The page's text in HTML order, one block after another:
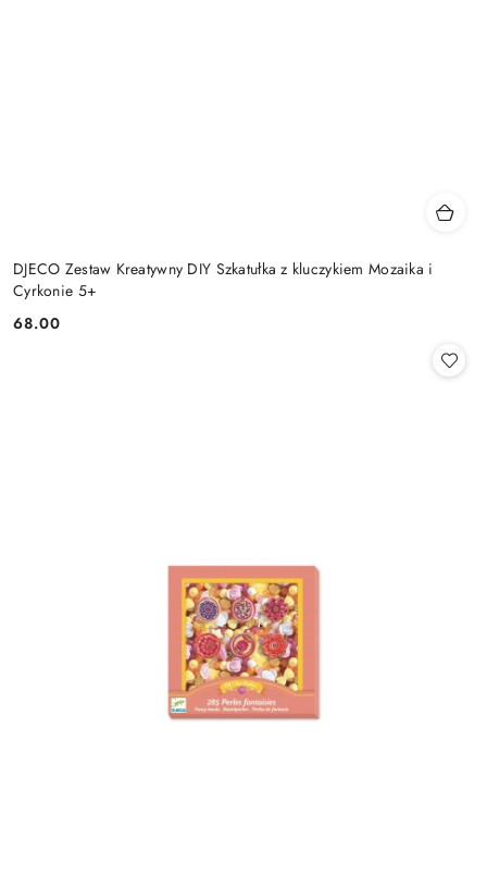
DJECO Zestaw Kreatywny DIY Szkatułka z kluczykiem Mozaika i
Cyrkonie 5+
Cena:
68.00